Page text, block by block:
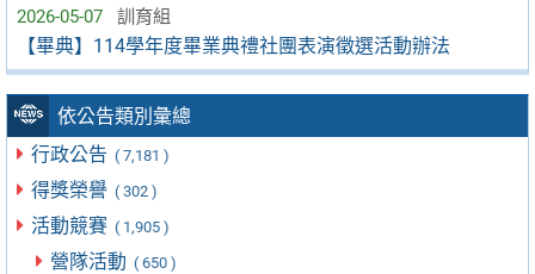
2026-05-07 訓育組
【畢典】114學年度畢業典禮社團表演徵選活動辦法
依公告類別彙總
行政公告 ( 7,181 )
得獎榮譽 ( 302 )
活動競賽 ( 1,905 )
營隊活動 ( 650 )